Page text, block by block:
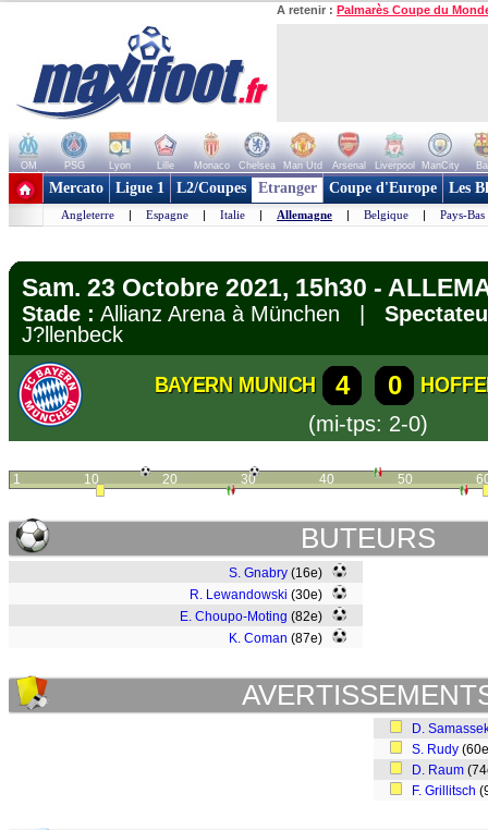
A retenir : Palmarès Coupe du
OM PSG Lyon Lille Monaco Chelsea Man Utd Arsenal Liverpool ManCity
+ de clubs
Mercato Ligue 1 L2/Coupes Etranger Coupe d'Europe Les
Angleterre | Espagne | Italie | Allemagne | Belgique | Pays-Bas
Sam. 23 Octobre 2021, 15h30 -
Stade : Allianz Arena à München |
J?llenbeck
BAYERN MUNICH 4 0
(mi-tps: 2-0)
1 10 20 30 40 50
BUTEURS
S. Gnabry (16e)
R. Lewandowski (30e)
E. Choupo-Moting (82e)
K. Coman (87e)
D.
S. Rudy
D. Raum
F. Grillitsch